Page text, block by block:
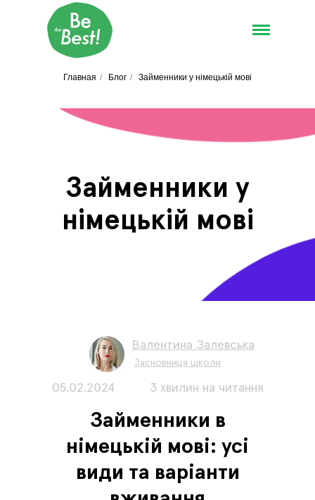
Главная / Блог / Займенники у німецькій мові
Займенники у
німецькій мові
05.02.2024 3 хвилин на читання
Займенники в
німецькій мові: усі
види та варіанти
Валентина Залевська
Засновниця школи